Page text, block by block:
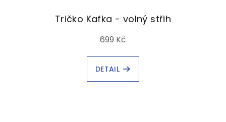
Tričko Kafka - volný střih
699 Kč
DETAIL